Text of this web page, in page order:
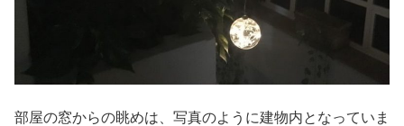
部屋の窓からの眺めは、写真のように建物内となっていま